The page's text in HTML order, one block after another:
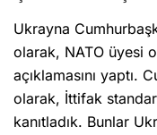
Ukrayna
olarak, NATO üyesi
açıklamasını yaptı.
olarak, İttifak
kanıtladık. Bunlar